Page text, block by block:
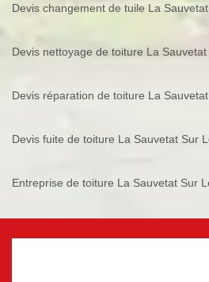
Devis changement de tuile La
Devis nettoyage de toiture La
Devis réparation de toiture La
Devis fuite de toiture La Sauvetat Sur
Entreprise de toiture La Sauvetat Sur